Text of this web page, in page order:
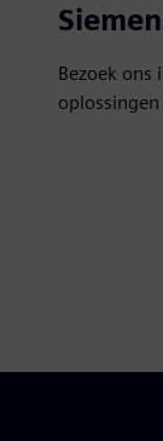
Bezoek ons